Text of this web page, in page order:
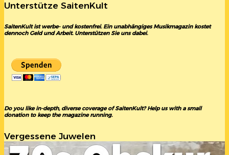
Unterstütze SaitenKult
SaitenKult ist werbe- und kostenfrei. Ein unabhängiges Musikmagazin kostet
dennoch Geld und Arbeit. Unterstützen Sie uns dabei.
Do you like in-depth, diverse coverage of SaitenKult? Help us with a small
donation to keep the magazine running.
Vergessene Juwelen